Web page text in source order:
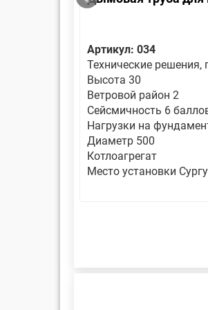
Артикул: 034
Технические решения,
Высота 30
Ветровой район 2
Сейсмичность 6
Нагрузки на
Диаметр 500
Котлоагрегат
Место установки